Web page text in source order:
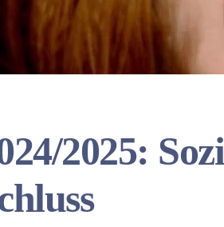
2025: